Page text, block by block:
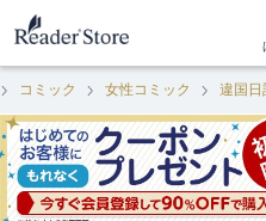
コミック 女性コミック 違国日